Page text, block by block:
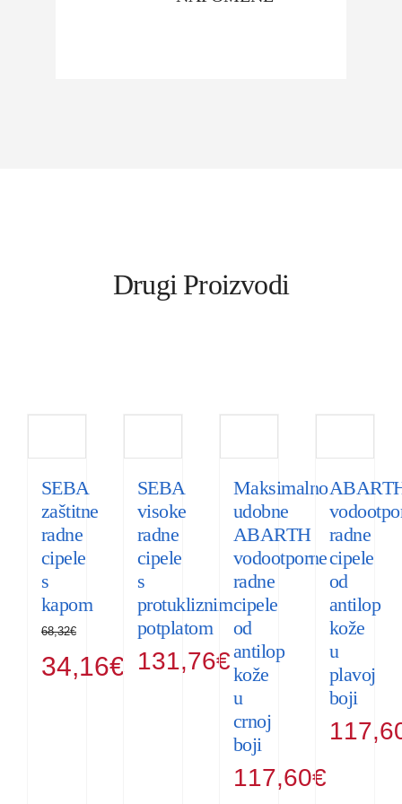
Drugi Proizvodi
SEBA
zaštitne
radne
cipele
s
kapom
68,32€
Izvorna
cijena
34,16€ Trenutna
SEBA
visoke
radne
cipele
s
protukliznim
potplatom
131,76€
Maksimalno
udobne
ABARTH
vodootporne
radne
cipele
od
antilop
kože
u
crnoj
boji
117,60€
radne
cipele
od
antilop
kože
u
plavoj
boji